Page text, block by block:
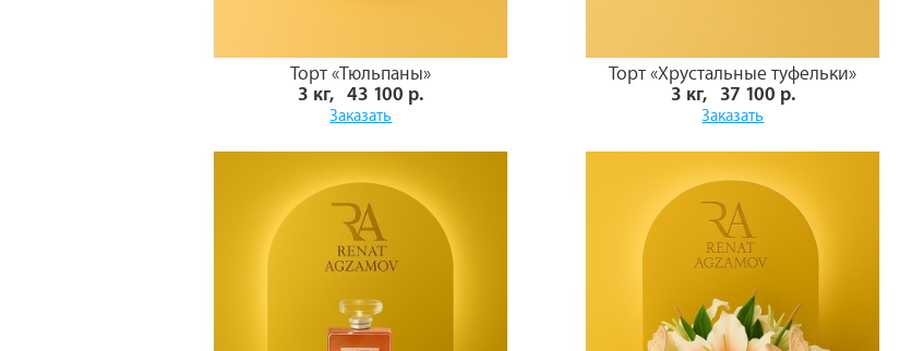
Торт «Тюльпаны»
3 кг, 43 100 р.
Заказать
Торт «Хрустальные туфельки»
3 кг, 37 100 р.
Заказать